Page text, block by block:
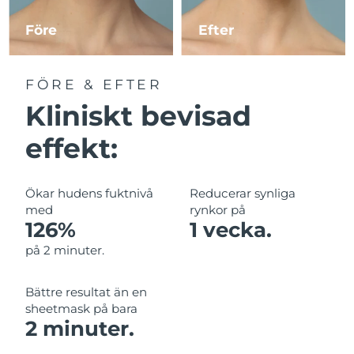
Före Efter
FÖRE & EFTER
Kliniskt bevisad
effekt:
Ökar hudens fuktnivå
med
126%
på 2 minuter.
Reducerar synliga
rynkor på
1 vecka.
Bättre resultat än en
sheetmask på bara
2 minuter.
Macao SAR Förväntad leverans 10/8/26
Malaysia
Malta Förväntad leverans
Mexiko
Monaco
Nederländerna Förväntad leverans
Nya Zeeland
Norge
Oman